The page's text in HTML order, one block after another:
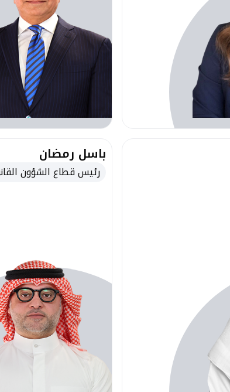
باسل رمضان
رئيس قطاع الشؤون